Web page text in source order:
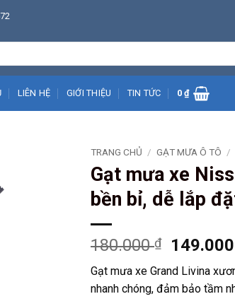
LIÊN HỆ GIỚI THIỆU TIN TỨC 0₫
TRANG CHỦ / GẠT MƯA Ô TÔ /
Gạt mưa xe
bền bỉ, dễ lắp
180.000₫
Giá
gốc
là:
Gạt mưa xe Grand Livina
nhanh chóng, đảm bảo tầm